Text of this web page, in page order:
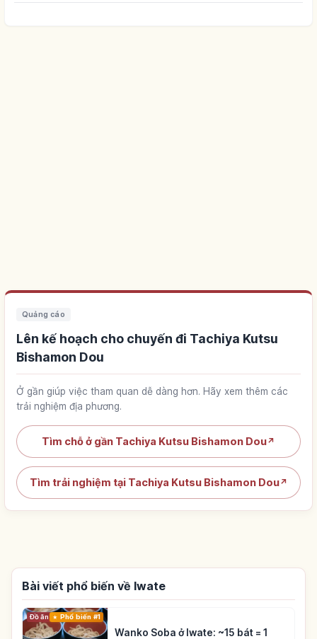
Quảng cáo
Lên kế hoạch cho chuyến đi Tachiya Kutsu
Bishamon Dou
Ở gần giúp việc tham quan dễ dàng hơn. Hãy xem thêm các
trải nghiệm địa phương.
Tìm chỗ ở gần Tachiya Kutsu Bishamon Dou↗
Tìm trải nghiệm tại Tachiya Kutsu Bishamon Dou↗
Bài viết phổ biến về Iwate
Đồ ăn Phổ biến #1
Wanko Soba ở Iwate: ~15 bát = 1